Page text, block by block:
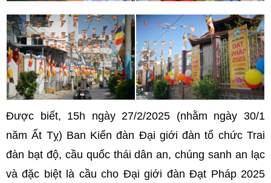
Được biết, 15h ngày 27/2/2025 (nhằm ngày 30/1
năm Ất Tỵ) Ban Kiến đàn Đại giới đàn tổ chức Trai
đàn bạt độ, cầu quốc thái dân an, chúng sanh an lạc
và đặc biệt là cầu cho Đại giới đàn Đạt Pháp 2025